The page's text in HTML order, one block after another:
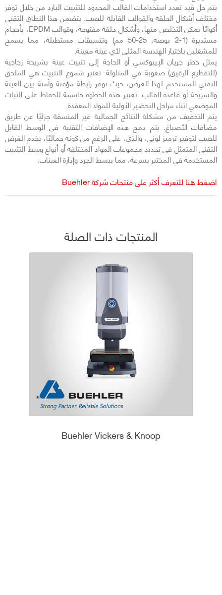
يتم حل قيد تعدد استخدامات القالب المحدود للتثبيت البارد من خلال توفر
مختلف أشكال الحلقة والقوالب القابلة للصب. يتضمن هذا النطاق التقني
أكوابًا يمكن التخلص منها، وأشكال حلقة مفتوحة، وقوالب EPDM، بأحجام
مستديرة (1-2 بوصة، 25-50 مم) وتنسيقات مستطيلة، مما يسمح
للمشغلين باختيار الهندسة المثلى لأي عينة معينة.
يمثل خطر جريان الإيبوكسي أو الحاجة إلى تثبيت عينة بشريحة زجاجية
(للتقطيع الرقيق) صعوبة في المناولة. تعتبر شموع التثبيت هي الملحق
التقني المستخدم لهذا الغرض، حيث توفر رابطة مؤقتة وآمنة بين العينة
والشريحة أو قاعدة القالب. تعتبر هذه الخطوة حاسمة للحفاظ على الثبات
الموضعي أثناء مراحل التحضير الأولية للمواد المعقدة.
يتم التخفيف من مشكلة النتائج الجمالية غير المتسقة جزئيًا عن طريق
مضافات الأصباغ. يتم دمج هذه الإضافات التقنية في الوسط القابل
للصب لتوفير ترميز لوني، والذي، على الرغم من كونه جماليًا، يخدم الغرض
التقني المتمثل في تحديد مجموعات المواد المختلفة أو أنواع وسط التثبيت
المستخدمة في المختبر بسرعة، مما يبسط الجرد وإدارة العينات.
اضغط هنا للتعرف أكثر على منتجات شركة Buehler
المنتجات ذات الصلة
Buehler Vickers & Knoop